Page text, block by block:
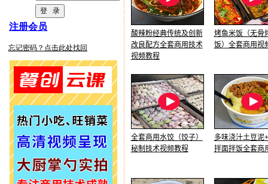
酸辣粉经典传统及创新
改良配方全套商用技术
视频教程
烤鱼米饭（无骨
饭）全套商用视
全套商用水饺（饺子）
秘制技术视频教程
多味浇汁土豆泥
拌面拌饭全套商